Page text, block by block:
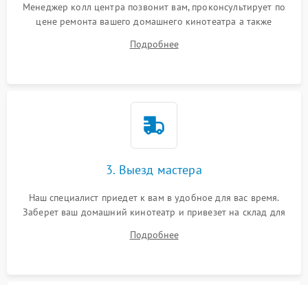
Менеджер колл центра позвонит вам, проконсультирует по
цене ремонта вашего домашнего кинотеатра а также
Подробнее
3. Выезд мастера
Наш специалист приедет к вам в удобное для вас время.
Заберет ваш домашний кинотеатр и привезет на склад для
Подробнее